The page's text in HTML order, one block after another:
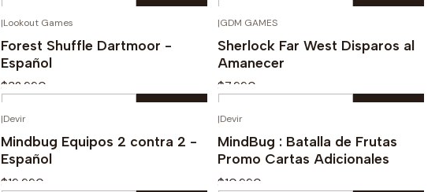
Cantidad
Comprar ahora
Cantidad
Comprar ahora
|Lookout Games
Forest Shuffle Dartmoor -
Español
$32.990
Cantidad
Comprar ahora
|GDM GAMES
Sherlock Far West Disparos al
Amanecer
$7.990
Cantidad
Comprar ahora
|Devir
Mindbug Equipos 2 contra 2 -
Español
$19.990
|Devir
MindBug : Batalla de Frutas
Promo Cartas Adicionales
$10.990